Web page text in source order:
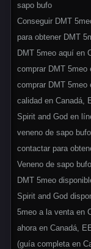
sapo bufo
Conseguir DMT
para obtener DMT
DMT 5meo aquí en
comprar DMT 5meo
comprar DMT 5meo
calidad en Canadá,
Spirit and God en
veneno de sapo
contactar para
Veneno de sapo
DMT 5meo
Spirit and God
5meo a la venta en
ahora en Canadá,
(guía completa en